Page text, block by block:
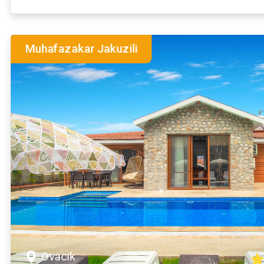
Muhafazakar Jakuzili
Ovacık